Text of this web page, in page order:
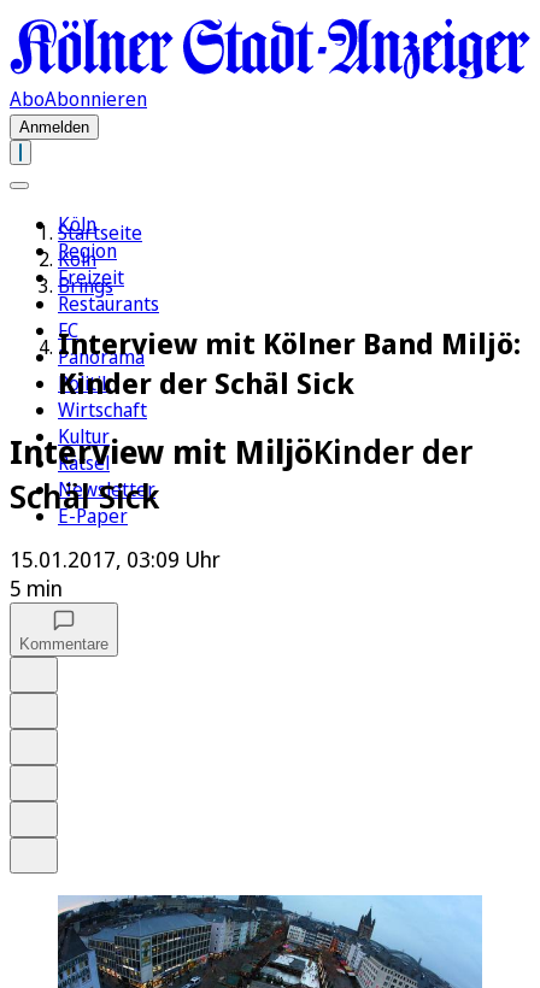
AboAbonnieren
Anmelden
Köln
Region
Freizeit
Restaurants
FC
Panorama
Politik
Wirtschaft
Kultur
Rätsel
Newsletter
E-Paper
Startseite
Köln
Brings
Interview mit Kölner Band Miljö:
Kinder der Schäl Sick
Interview mit MiljöKinder der
Schäl Sick
15.01.2017, 03:09 Uhr
5 min
Kommentare